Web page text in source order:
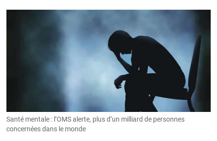
Santé mentale : l’OMS alerte, plus d’un milliard de personnes
concernées dans le monde